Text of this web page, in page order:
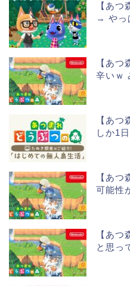
【あ
→ やっ
【あ
辛いｗ
【あ
しか1
【あ
可能性
【あ
と思っ